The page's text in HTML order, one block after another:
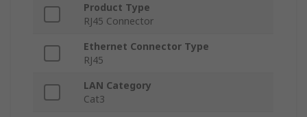
Product Type
RJ45 Connector
Ethernet Connector Type
RJ45
LAN Category
Cat3